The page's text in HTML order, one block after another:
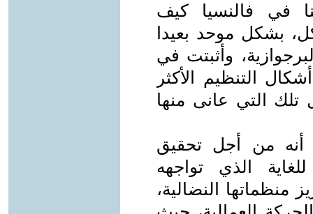
في فالنسيا كيف
بشكل موحد بعيدا
وأثبتت في
التنظيم الأكثر
تلك التي عانى منها
أنه من أجل تحقيق
الذي تواجهه
منظماتها النضالية،